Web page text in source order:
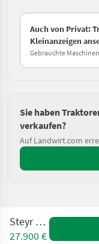
Auch von Privat:
Kleinanzeigen
Gebrauchte
Sie haben
verkaufen?
Auf Landwirt.com
Steyr 958A
27.900 €